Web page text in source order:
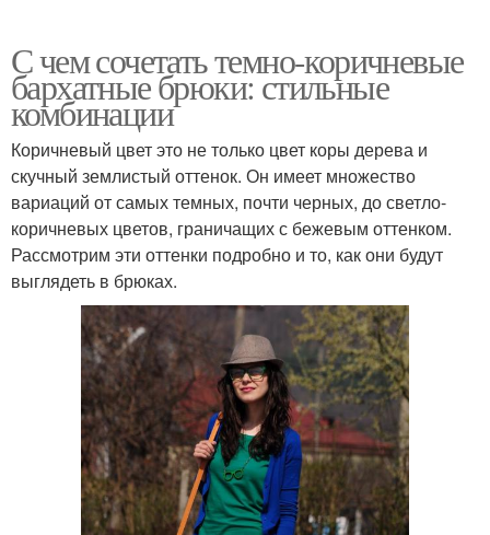
С чем сочетать темно-коричневые
бархатные брюки: стильные
комбинации
Коричневый цвет это не только цвет коры дерева и
скучный землистый оттенок. Он имеет множество
вариаций от самых темных, почти черных, до светло-
коричневых цветов, граничащих с бежевым оттенком.
Рассмотрим эти оттенки подробно и то, как они будут
выглядеть в брюках.